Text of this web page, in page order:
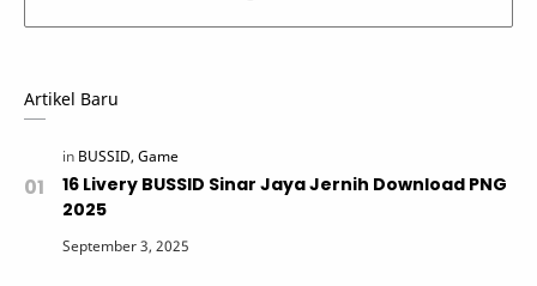
Artikel Baru
16 Livery BUSSID Sinar Jaya Jernih Download PNG
2025